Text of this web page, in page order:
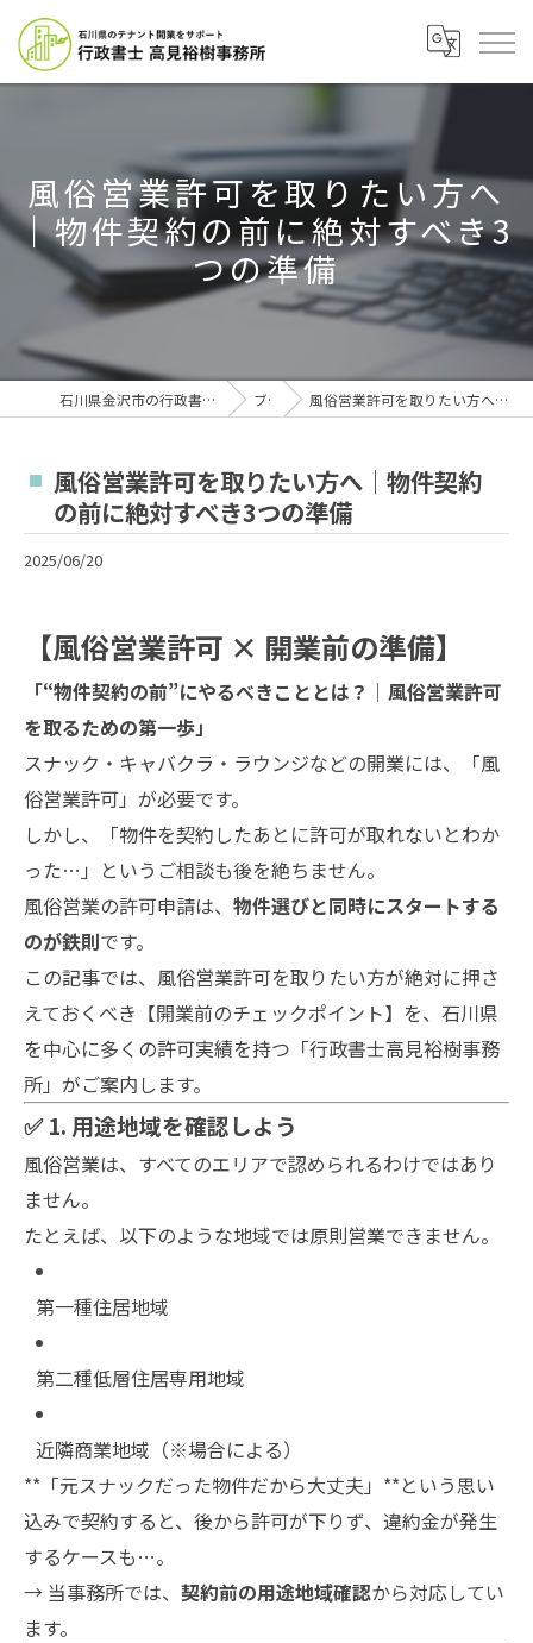
風俗営業許可を取りたい方へ
｜物件契約の前に絶対すべき3
つの準備
石川県金沢市の行政書士なら行政書士高見裕樹事務所 ブログ 風俗営業許可を取りたい方へ｜物件契約の前に絶対すべき3つの準備
風俗営業許可を取りたい方へ｜物件契約
の前に絶対すべき3つの準備
2025/06/20
【風俗営業許可 × 開業前の準備】
「“物件契約の前”にやるべきこととは？｜風俗営業許可
を取るための第一歩」
スナック・キャバクラ・ラウンジなどの開業には、「風
俗営業許可」が必要です。
しかし、「物件を契約したあとに許可が取れないとわか
った…」というご相談も後を絶ちません。
風俗営業の許可申請は、 物件選びと同時にスタートする
のが鉄則です。
この記事では、風俗営業許可を取りたい方が絶対に押さ
えておくべき【開業前のチェックポイント】を、石川県
を中心に多くの許可実績を持つ「行政書士高見裕樹事務
所」がご案内します。
✅ 1. 用途地域を確認しよう
風俗営業は、すべてのエリアで認められるわけではあり
ません。
たとえば、以下のような地域では原則営業できません。
第一種住居地域
第二種低層住居専用地域
近隣商業地域（※場合による）
**「元スナックだった物件だから大丈夫」**という思い
込みで契約すると、後から許可が下りず、違約金が発生
するケースも…。
→ 当事務所では、 契約前の用途地域確認から対応してい
ます。